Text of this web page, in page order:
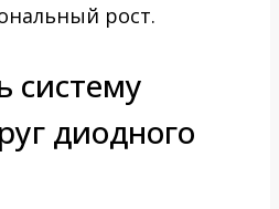
рост.
систему
диодного